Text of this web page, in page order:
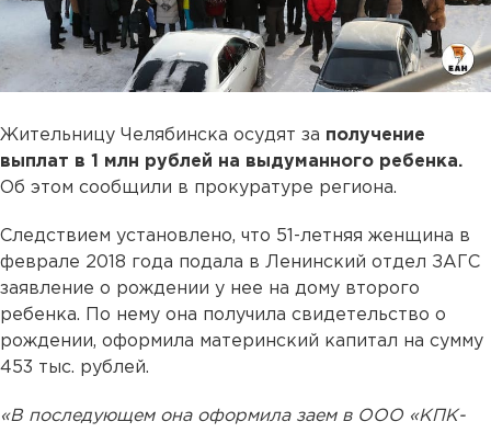
Жительницу Челябинска осудят за получение
выплат в 1 млн рублей на выдуманного ребенка.
Об этом сообщили в прокуратуре региона.
Следствием установлено, что 51-летняя женщина в
феврале 2018 года подала в Ленинский отдел ЗАГС
заявление о рождении у нее на дому второго
ребенка. По нему она получила свидетельство о
рождении, оформила материнский капитал на сумму
453 тыс. рублей.
«В последующем она оформила заем в ООО «КПК-